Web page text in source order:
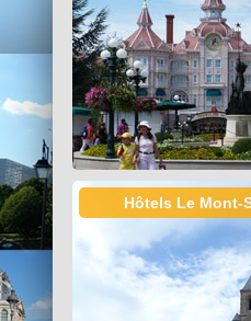
Hôtels Le Mont-